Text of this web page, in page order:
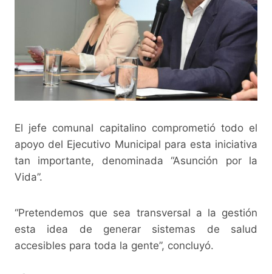
El jefe comunal capitalino comprometió todo el
apoyo del Ejecutivo Municipal para esta iniciativa
tan importante, denominada “Asunción por la
Vida”.
“Pretendemos que sea transversal a la gestión
esta idea de generar sistemas de salud
accesibles para toda la gente”, concluyó.